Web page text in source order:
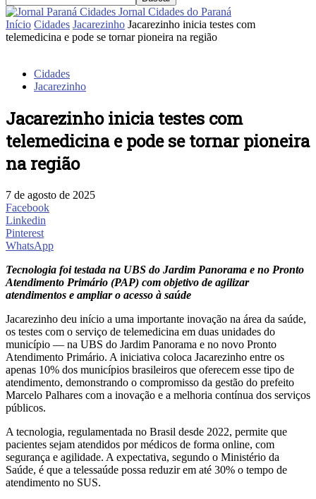
Jornal Cidades do Paraná
Início Cidades Jacarezinho Jacarezinho inicia testes com
telemedicina e pode se tornar pioneira na região
Cidades
Jacarezinho
Jacarezinho inicia testes com
telemedicina e pode se tornar pioneira
na região
7 de agosto de 2025
Facebook
Linkedin
Pinterest
WhatsApp
Tecnologia foi testada na UBS do Jardim Panorama e no Pronto
Atendimento Primário (PAP) com objetivo de agilizar
atendimentos e ampliar o acesso à saúde
Jacarezinho deu início a uma importante inovação na área da saúde,
os testes com o serviço de telemedicina em duas unidades do
município — na UBS do Jardim Panorama e no novo Pronto
Atendimento Primário. A iniciativa coloca Jacarezinho entre os
apenas 10% dos municípios brasileiros que oferecem esse tipo de
atendimento, demonstrando o compromisso da gestão do prefeito
Marcelo Palhares com a inovação e a melhoria contínua dos serviços
públicos.
A tecnologia, regulamentada no Brasil desde 2022, permite que
pacientes sejam atendidos por médicos de forma online, com
segurança e agilidade. A expectativa, segundo o Ministério da
Saúde, é que a telessaúde possa reduzir em até 30% o tempo de
atendimento no SUS.